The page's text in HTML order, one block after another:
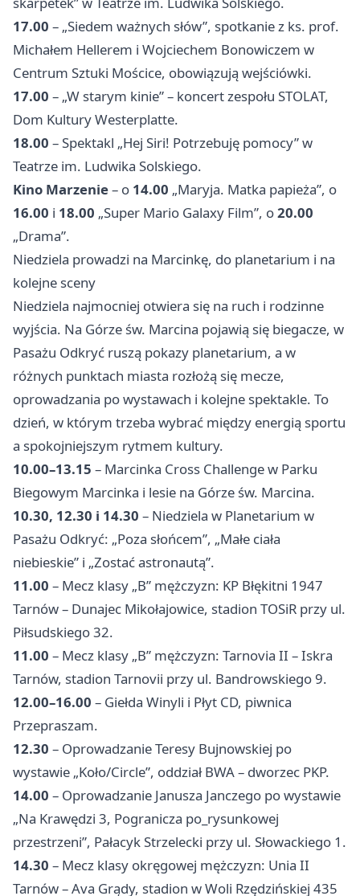
17.00 – „Siedem ważnych słów”, spotkanie z ks. prof.
Michałem Hellerem i Wojciechem Bonowiczem w
Centrum Sztuki Mościce, obowiązują wejściówki.
17.00 – „W starym kinie” – koncert zespołu STOLAT,
Dom Kultury Westerplatte.
18.00 – Spektakl „Hej Siri! Potrzebuję pomocy” w
Teatrze im. Ludwika Solskiego.
Kino Marzenie– o 14.00 „Maryja. Matka papieża”, o
16.00 i 18.00 „Super Mario Galaxy Film”, o20.00
„Drama”.
Niedziela prowadzi na Marcinkę, do planetarium i na
kolejne sceny
Niedziela najmocniej otwiera się na ruch i rodzinne
wyjścia. Na Górze św. Marcina pojawią się biegacze, w
Pasażu Odkryć ruszą pokazy planetarium, a w
różnych punktach miasta rozłożą się mecze,
oprowadzania po wystawach i kolejne spektakle. To
dzień, w którym trzeba wybrać między energią sportu
a spokojniejszym rytmem kultury.
10.00–13.15 – Marcinka Cross Challenge w Parku
Biegowym Marcinka i lesie na Górze św. Marcina.
10.30, 12.30 i 14.30 – Niedziela w Planetarium w
Pasażu Odkryć: „Poza słońcem”, „Małe ciała
niebieskie” i „Zostać astronautą”.
11.00 – Mecz klasy „B” mężczyzn: KP Błękitni 1947
Tarnów – Dunajec Mikołajowice, stadion TOSiR przy ul.
Piłsudskiego 32.
11.00 – Mecz klasy „B” mężczyzn: Tarnovia II – Iskra
Tarnów, stadion Tarnovii przy ul. Bandrowskiego 9.
12.00–16.00 – Giełda Winyli i Płyt CD, piwnica
Przepraszam.
12.30 – Oprowadzanie Teresy Bujnowskiej po
wystawie „Koło/Circle”, oddział BWA – dworzec PKP.
14.00 – Oprowadzanie Janusza Janczego po wystawie
„Na Krawędzi 3, Pogranicza po_rysunkowej
przestrzeni”, Pałacyk Strzelecki przy ul. Słowackiego 1.
14.30 – Mecz klasy okręgowej mężczyzn: Unia II
Tarnów – Ava Grądy, stadion w Woli Rzędzińskiej 435